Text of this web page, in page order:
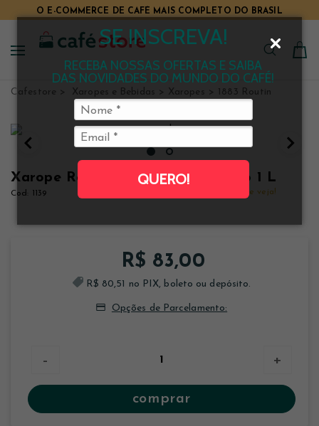
SE INSCREVA!
RECEBA NOSSAS OFERTAS E SAIBA
DAS NOVIDADES DO MUNDO DO CAFÉ!
QUERO!
O E-COMMERCE DE CAFÉ MAIS COMPLETO DO BRASIL
Cafestore Xaropes e Bebidas Xaropes 1883 Routin
Xarope Routin 1883 Limão Siciliano 1 L
1139 Clique e veja!
R$ 83,00
R$ 80,51 no PIX, boleto ou depósito.
Opções de Parcelamento:
- +
comprar